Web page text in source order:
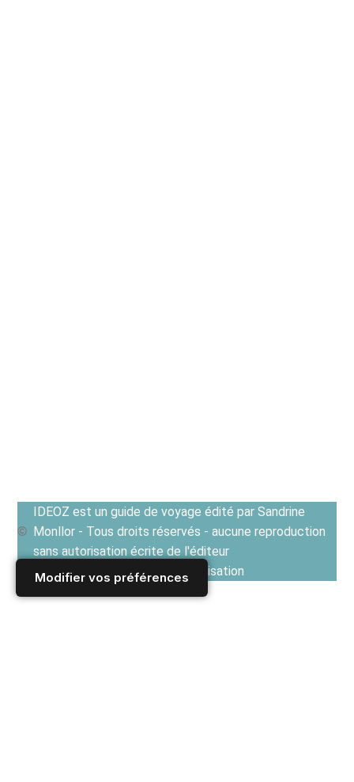
Modifier vos préférences
IDEOZ est un guide de voyage édité par Sandrine
Monllor - Tous droits réservés - aucune reproduction
sans autorisation écrite de l'éditeur
Voir les Conditions générales d'utilisation